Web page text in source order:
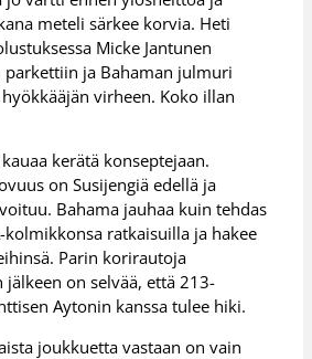
meteli särkee korvia. Heti
Micke Jantunen
parkettiin ja Bahaman julmuri
virheen. Koko illan
kerätä konseptejaan.
on Susijengiä edellä ja
Bahama jauhaa kuin tehdas
ratkaisuilla ja hakee
Parin korirautoja
on selvää, että 213-
Aytonin kanssa tulee hiki.
joukkuetta vastaan on vain